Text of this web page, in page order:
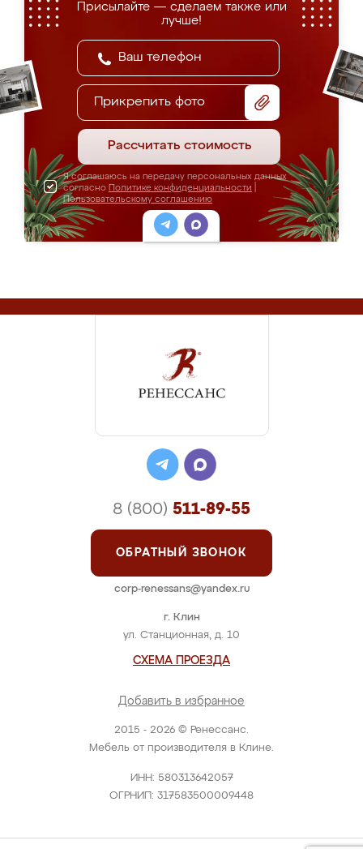
Присылайте — сделаем также или
лучше!
Прикрепить фото
Рассчитать стоимость
Я соглашаюсь на передачу персональных данных
согласно Политике конфиденциальности
Пользовательскому соглашению
2015 - 2026 © Ренессанс.
Мебель от производителя в Клине.
ИНН: 580313642057
ОГРНИП: 317583500009448
г. Клин
ул. Станционная, д. 10
СХЕМА ПРОЕЗДА
Добавить в избранное
8 (800) 511-89-55
ОБРАТНЫЙ ЗВОНОК
corp-renessans@yandex.ru